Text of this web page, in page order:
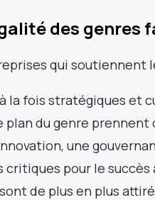
des genres
qui soutiennent
la fois stratégiques et
du genre prennent
une
pour le
de plus en plus